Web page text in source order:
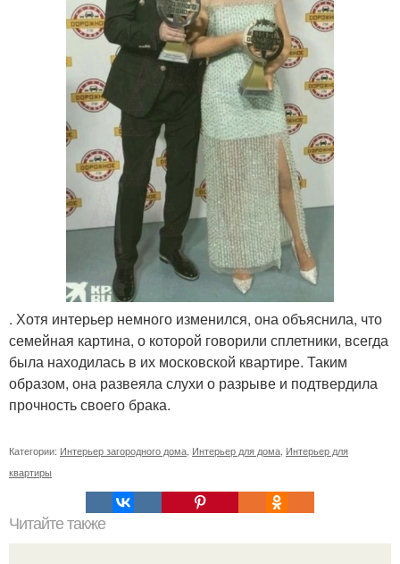
. Хотя интерьер немного изменился, она объяснила, что
семейная картина, о которой говорили сплетники, всегда
была находилась в их московской квартире. Таким
образом, она развеяла слухи о разрыве и подтвердила
прочность своего брака.
Категории: Интерьер загородного дома Интерьер для дома Интерьер для
квартиры
Читайте также